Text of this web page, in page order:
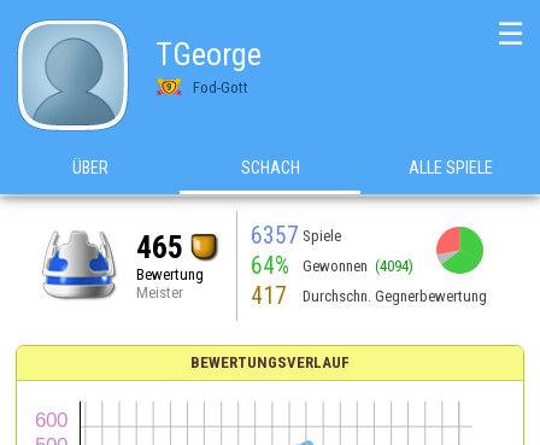
TGeorge
Fod-Gott
☰
ÜBER SCHACH ALLE SPIELE
465
Bewertung
Meister
6357 Spiele
64% Gewonnen (4094)
417 Durchschn. Gegnerbewertung
BEWERTUNGSVERLAUF